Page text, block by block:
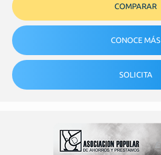
COMPARAR
CONOCE MÁS
SOLICITA